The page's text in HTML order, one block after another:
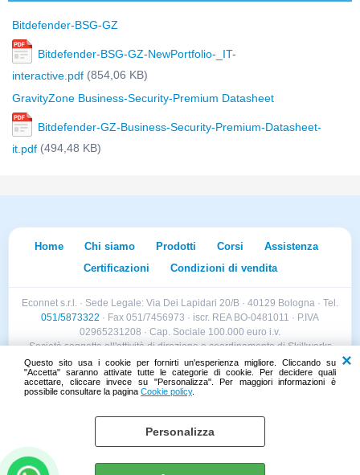
Questo sito usa i cookie per fornirti un'esperienza migliore. Cliccando su
"Accetta" saranno attivate tutte le categorie di cookie. Per decidere quali
accettare, cliccare invece su "Personalizza". Per maggiori informazioni è
possibile consultare la pagina Cookie policy.
Personalizza
Bitdefender-BSG-GZ
Bitdefender-BSG-GZ-NewPortfolio-_IT-
interactive.pdf (854,06 KB)
GravityZone Business-Security-Premium Datasheet
Bitdefender-GZ-Business-Security-Premium-Datasheet-
it.pdf (494,48 KB)
Home Chi siamo Prodotti Corsi
Assistenza
Certificazioni
Condizioni di vendita
Econnet s.r.l. · Sede Legale: Via Dei Lapidari 20/B · 40129 Bologna · Tel.
051/5873322 · Fax 051/7456973 · iscr. REA BO-0481011 · P.IVA
02965231208 · Cap. Sociale 100.000 euro i.v.
Società soggetta all'attività di direzione e coordinamento di Skillworks
Holding s.r.l. · Sede Legale: Via Vittorio Emanuele II 28 · Roncadelle (BS)
- C.F. 04151440981
Cookie policy Preferenze cookie